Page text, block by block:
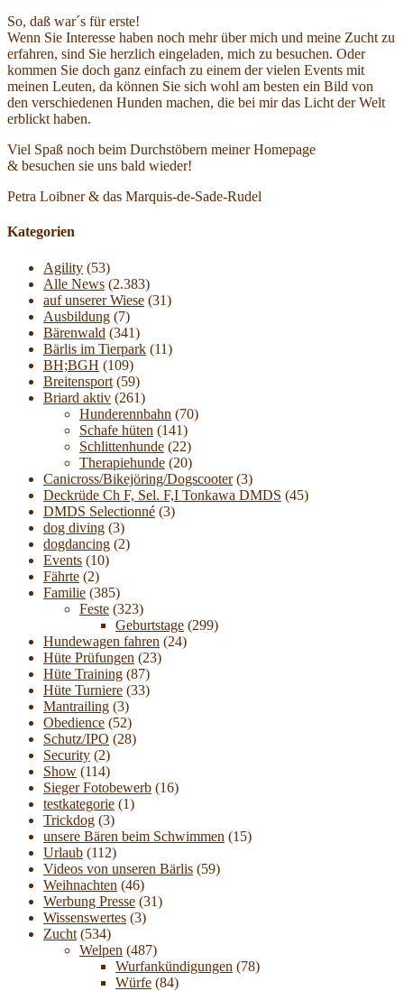
So, daß war´s für erste!
Wenn Sie Interesse haben noch mehr über mich und meine Zucht zu
erfahren, sind Sie herzlich eingeladen, mich zu besuchen. Oder
kommen Sie doch ganz einfach zu einem der vielen Events mit
meinen Leuten, da können Sie sich wohl am besten ein Bild von
den verschiedenen Hunden machen, die bei mir das Licht der Welt
erblickt haben.
Viel Spaß noch beim Durchstöbern meiner Homepage
& besuchen sie uns bald wieder!
Petra Loibner & das Marquis-de-Sade-Rudel
Kategorien
Agility (53)
Alle News (2.383)
auf unserer Wiese (31)
Ausbildung (7)
Bärenwald (341)
Bärlis im Tierpark (11)
BH;BGH (109)
Breitensport (59)
Briard aktiv (261)
Hunderennbahn (70)
Schafe hüten (141)
Schlittenhunde (22)
Therapiehunde (20)
Canicross/Bikejöring/Dogscooter (3)
Deckrüde Ch F, Sel. F,I Tonkawa DMDS (45)
DMDS Selectionné (3)
dog diving (3)
dogdancing (2)
Events (10)
Fährte (2)
Familie (385)
Feste (323)
Geburtstage (299)
Hundewagen fahren (24)
Hüte Prüfungen (23)
Hüte Training (87)
Hüte Turniere (33)
Mantrailing (3)
Obedience (52)
Schutz/IPO (28)
Security (2)
Show (114)
Sieger Fotobewerb (16)
testkategorie (1)
Trickdog (3)
unsere Bären beim Schwimmen (15)
Urlaub (112)
Videos von unseren Bärlis (59)
Weihnachten (46)
Werbung Presse (31)
Wissenswertes (3)
Zucht (534)
Welpen (487)
Wurfankündigungen (78)
Würfe (84)